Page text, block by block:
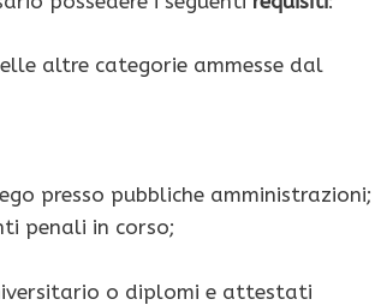
altre categorie ammesse dal
presso pubbliche amministrazioni;
penali in corso;
o diplomi e attestati